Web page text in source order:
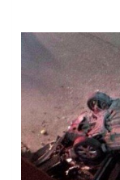
جماعة الحوثي تعلن الحرب و اذرع طهران تخطط باعمال ارهابية واسعة تطال دول الشرق الاوسط